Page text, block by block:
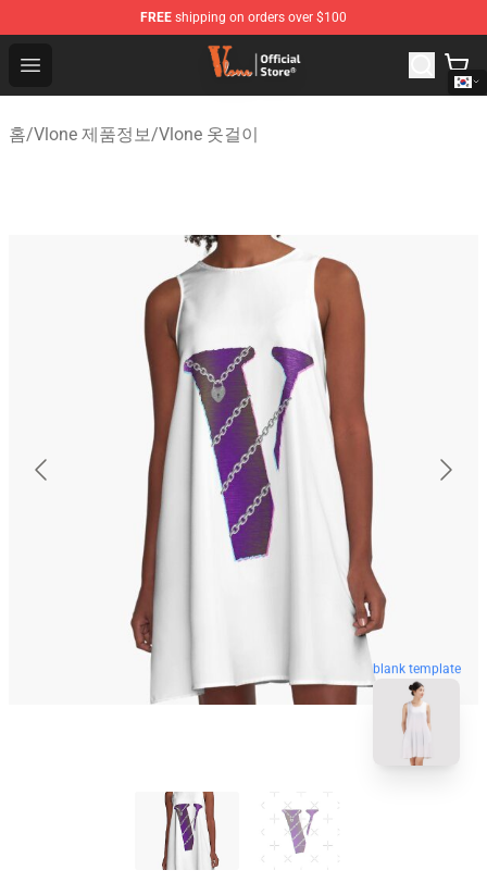
FREE shipping on orders over $100
Open menu
Vlone Shop - Official Vlone Merchandise Store
홈/Vlone 제품정보/Vlone 옷걸이
blank template